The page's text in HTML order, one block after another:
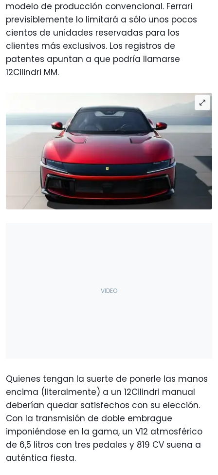
modelo de producción convencional. Ferrari
previsiblemente lo limitará a sólo unos pocos
cientos de unidades reservadas para los
clientes más exclusivos. Los registros de
patentes apuntan a que podría llamarse
12Cilindri MM.
Quienes tengan la suerte de ponerle las manos
encima (literalmente) a un 12Cilindri manual
deberían quedar satisfechos con su elección.
Con la transmisión de doble embrague
imponiéndose en la gama, un V12 atmosférico
de 6,5 litros con tres pedales y 819 CV suena a
auténtica fiesta.